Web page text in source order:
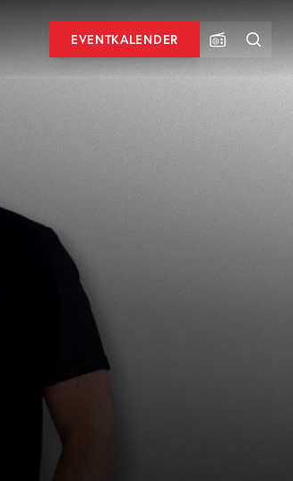
EVENTKALENDER